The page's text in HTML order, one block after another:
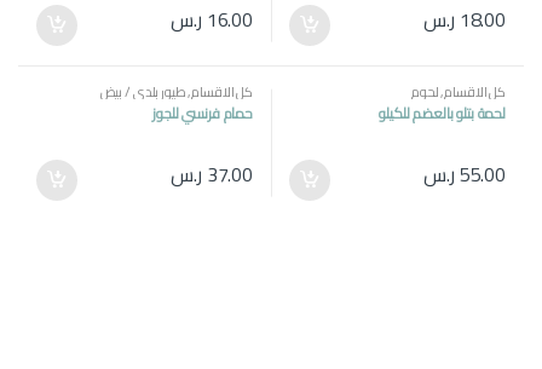
18.00 ر.س 16.00 ر.س
كل الاقسام,لحوم
لحمة بتلو بالعضم للكيلو
55.00ر.س
كل الاقسام,طيور بلدي / بيض
حمام فرنسي للجوز
37.00 ر.س